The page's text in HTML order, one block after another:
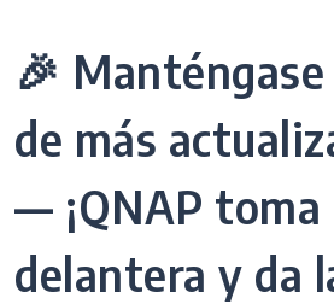
🎉
de más
— ¡QNAP toma
delantera y da